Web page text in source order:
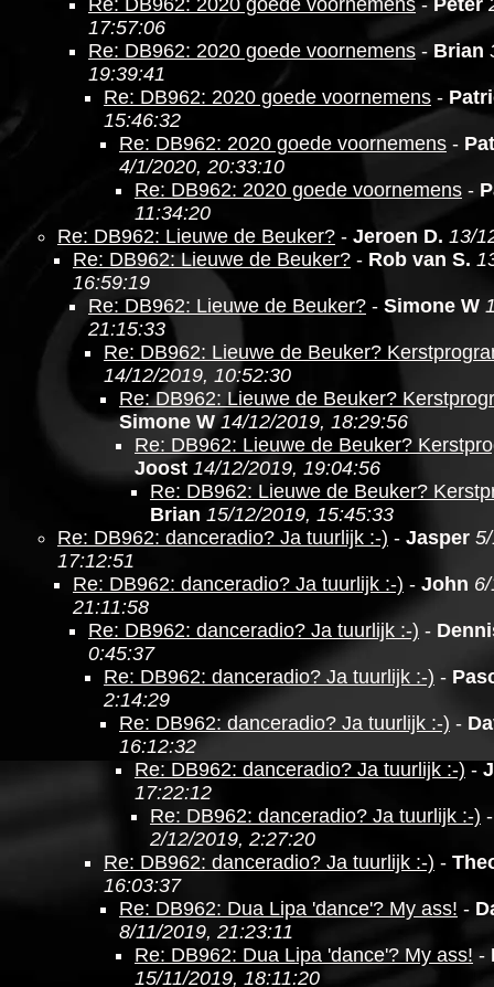
Re: DB962: 2020 goede voornemens - Peter
17:57:06
Re: DB962: 2020 goede voornemens - Brian
19:39:41
Re: DB962: 2020 goede voornemens -
15:46:32
Re: DB962: 2020 goede voornemens -
4/1/2020, 20:33:10
Re: DB962: 2020 goede voornemens -
11:34:20
Re: DB962: Lieuwe de Beuker? - Jeroen D. 13/
Re: DB962: Lieuwe de Beuker? - Rob van S.
16:59:19
Re: DB962: Lieuwe de Beuker? - Simone W
21:15:33
Re: DB962: Lieuwe de Beuker?
14/12/2019, 10:52:30
Re: DB962: Lieuwe de Beuker?
Simone W 14/12/2019, 18:29:56
Re: DB962: Lieuwe de Beuker?
Joost 14/12/2019, 19:04:56
Re: DB962: Lieuwe de Beuker?
Brian 15/12/2019, 15:45:33
Re: DB962: danceradio? Ja tuurlijk :-) - Jasper
17:12:51
Re: DB962: danceradio? Ja tuurlijk :-) - John
21:11:58
Re: DB962: danceradio? Ja tuurlijk :-) -
0:45:37
Re: DB962: danceradio? Ja tuurlijk :-) -
2:14:29
Re: DB962: danceradio? Ja tuurlijk :-) -
16:12:32
Re: DB962: danceradio? Ja tuurlijk :-) -
17:22:12
Re: DB962: danceradio? Ja tuurlijk :-)
2/12/2019, 2:27:20
Re: DB962: danceradio? Ja tuurlijk :-) -
16:03:37
Re: DB962: Dua Lipa 'dance'? My ass! -
8/11/2019, 21:23:11
Re: DB962: Dua Lipa 'dance'? My ass! -
15/11/2019, 18:11:20